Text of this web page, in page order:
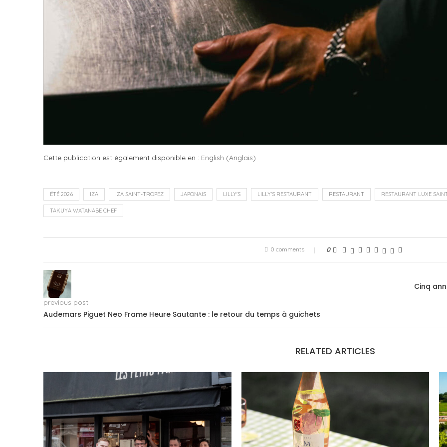
Cette publication est également disponible en : English (Anglais)
ÉTÉ 2026 IZA IZA SAINT-TROPEZ JAPONAIS LILLY'S LILLY'S RESTAURANT RESTAURANT RESTAURANT LUXE
TAKUYA WATANABE CHEF
0 comments 0
previous post
Audemars Piguet Neo Frame Heure Sautante : le retour du temps à guichets
Cinq
RELATED ARTICLES